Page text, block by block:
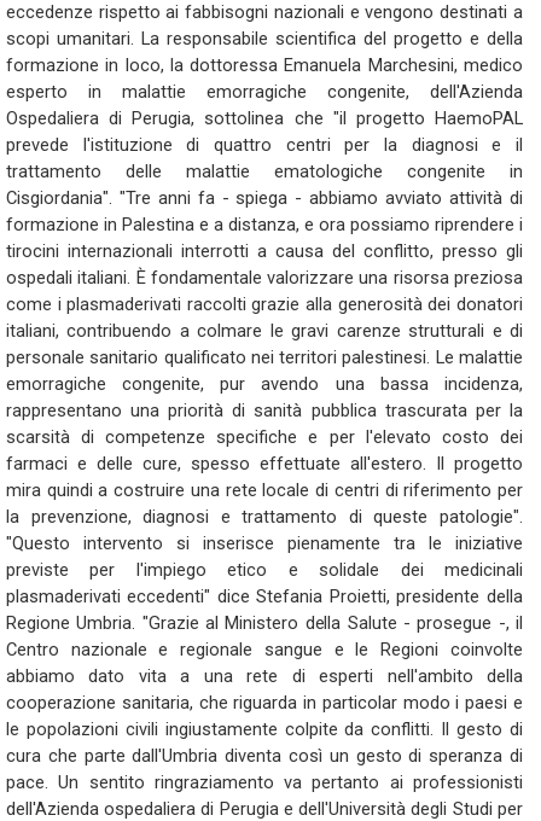
eccedenze rispetto ai fabbisogni nazionali e vengono destinati a
scopi umanitari. La responsabile scientifica del progetto e della
formazione in loco, la dottoressa Emanuela Marchesini, medico
esperto in malattie emorragiche congenite, dell'Azienda
Ospedaliera di Perugia, sottolinea che "il progetto HaemoPAL
prevede l'istituzione di quattro centri per la diagnosi e il
trattamento delle malattie ematologiche congenite in
Cisgiordania". "Tre anni fa - spiega - abbiamo avviato attività di
formazione in Palestina e a distanza, e ora possiamo riprendere i
tirocini internazionali interrotti a causa del conflitto, presso gli
ospedali italiani. È fondamentale valorizzare una risorsa preziosa
come i plasmaderivati raccolti grazie alla generosità dei donatori
italiani, contribuendo a colmare le gravi carenze strutturali e di
personale sanitario qualificato nei territori palestinesi. Le malattie
emorragiche congenite, pur avendo una bassa incidenza,
rappresentano una priorità di sanità pubblica trascurata per la
scarsità di competenze specifiche e per l'elevato costo dei
farmaci e delle cure, spesso effettuate all'estero. Il progetto
mira quindi a costruire una rete locale di centri di riferimento per
la prevenzione, diagnosi e trattamento di queste patologie".
"Questo intervento si inserisce pienamente tra le iniziative
previste per l'impiego etico e solidale dei medicinali
plasmaderivati eccedenti" dice Stefania Proietti, presidente della
Regione Umbria. "Grazie al Ministero della Salute - prosegue -, il
Centro nazionale e regionale sangue e le Regioni coinvolte
abbiamo dato vita a una rete di esperti nell'ambito della
cooperazione sanitaria, che riguarda in particolar modo i paesi e
le popolazioni civili ingiustamente colpite da conflitti. Il gesto di
cura che parte dall'Umbria diventa così un gesto di speranza di
pace. Un sentito ringraziamento va pertanto ai professionisti
dell'Azienda ospedaliera di Perugia e dell'Università degli Studi per